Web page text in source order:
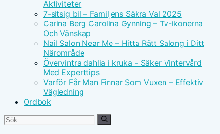
Aktiviteter
7-sitsig bil – Familjens Säkra Val 2025
Carina Berg Carolina Gynning – Tv-ikonerna
Och Vänskap
Nail Salon Near Me – Hitta Rätt Salong i Ditt
Närområde
Övervintra dahlia i kruka – Säker Vintervård
Med Experttips
Varför Får Man Finnar Som Vuxen – Effektiv
Vägledning
Ordbok
Sök